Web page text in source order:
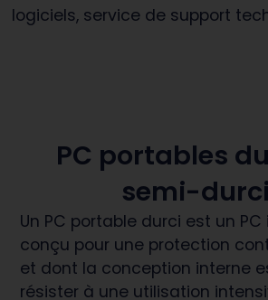
logiciels, service de support
PC portables
semi-
Un PC portable durci est un
conçu pour une protection
et dont la conception interne
résister à une utilisation